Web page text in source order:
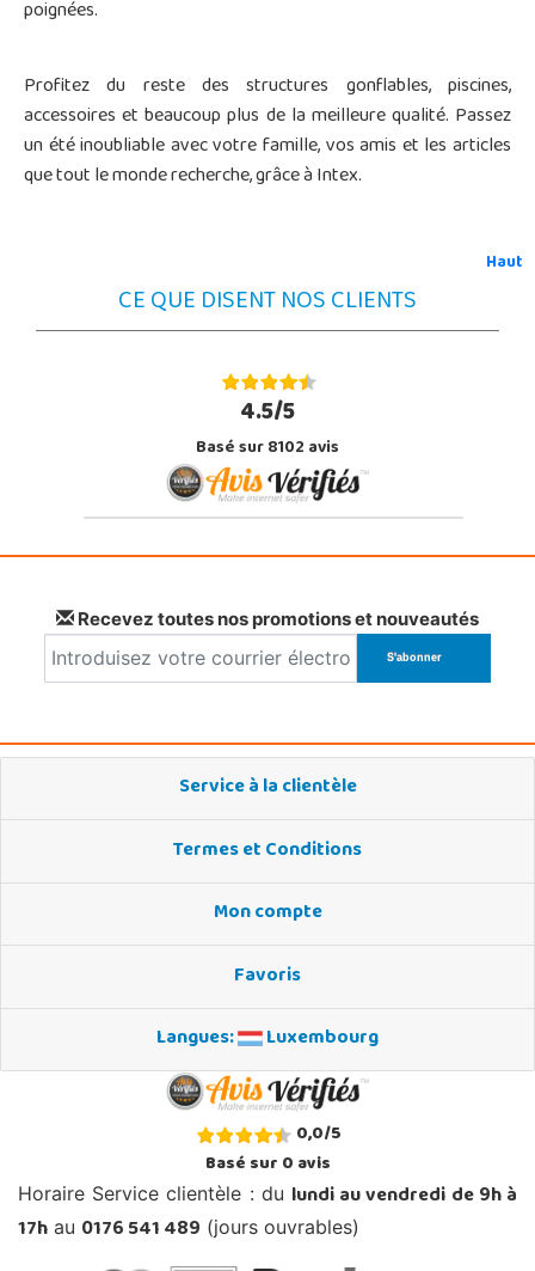
poignées.
Profitez du reste des structures gonflables, piscines,
accessoires et beaucoup plus de la meilleure qualité. Passez
un été inoubliable avec votre famille, vos amis et les articles
que tout le monde recherche, grâce à Intex.
Haut
CE QUE DISENT NOS CLIENTS
4.5/5
Basé sur 8102 avis
Recevez toutes nos promotions et nouveautés
Service à la clientèle
Termes et Conditions
Mon compte
Favoris
Langues:
Luxembourg
0,0/5
Basé sur0avis
Horaire Service clientèle : du lundi au vendredi de 9h à
17h au 0176 541 489 (jours ouvrables)